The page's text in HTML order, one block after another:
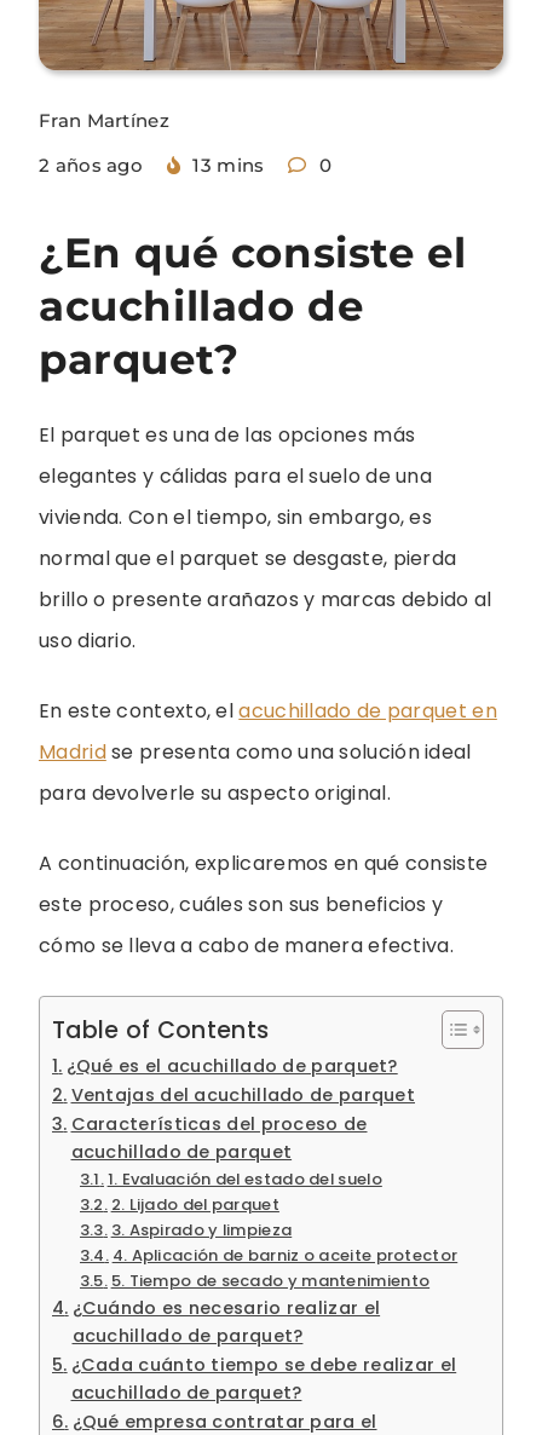
Fran Martínez
2 años ago
13 mins 0
¿En qué consiste el
acuchillado de
parquet?
El parquet es una de las opciones más
elegantes y cálidas para el suelo de una
vivienda. Con el tiempo, sin embargo, es
normal que el parquet se desgaste, pierda
brillo o presente arañazos y marcas debido al
uso diario.
En este contexto, elacuchillado de parquet en
Madridse presenta como una solución ideal
para devolverle su aspecto original.
A continuación, explicaremos en qué consiste
este proceso, cuáles son sus beneficios y
cómo se lleva a cabo de manera efectiva.
Table of Contents
¿Qué es el acuchillado de parquet?
Ventajas del acuchillado de parquet
Características del proceso de
acuchillado de parquet
1. Evaluación del estado del suelo
2. Lijado del parquet
3. Aspirado y limpieza
4. Aplicación de barniz o aceite protector
5. Tiempo de secado y mantenimiento
¿Cuándo es necesario realizar el
acuchillado de parquet?
¿Cada cuánto tiempo se debe realizar el
acuchillado de parquet?
¿Qué empresa contratar para el